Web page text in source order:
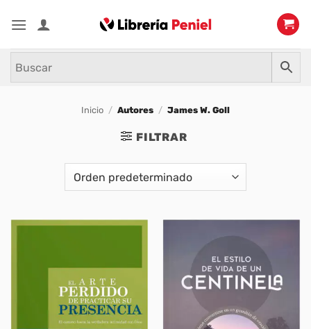
Inicio / Autores / James W. Goll
FILTRAR